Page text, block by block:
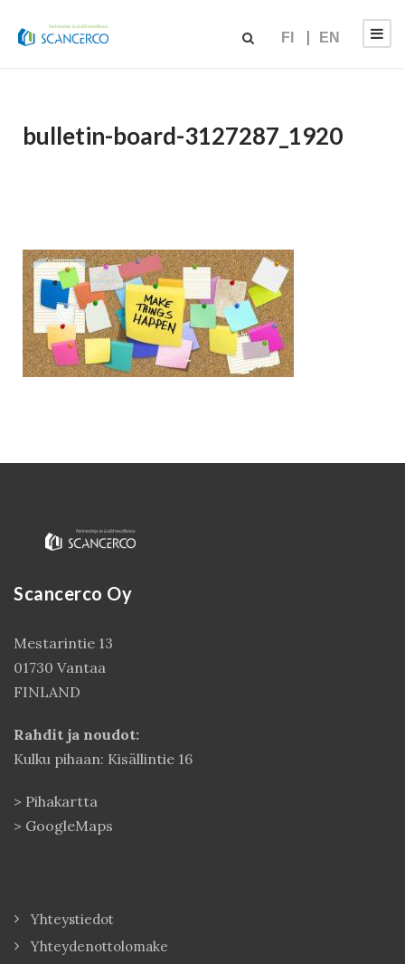
FI EN
bulletin-board-3127287_1920
Scancerco Oy
Mestarintie 13
01730 Vantaa
FINLAND
Rahdit ja noudot:
Kulku pihaan: Kisällintie 16
> Pihakartta
> GoogleMaps
Yhteystiedot
Yhteydenottolomake